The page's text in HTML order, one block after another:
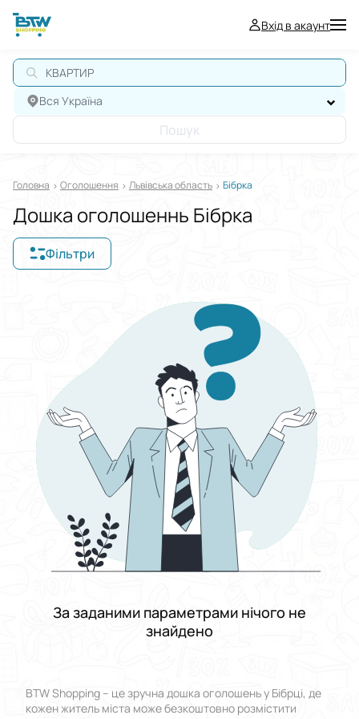
Вхід в акаунт
КВАРТИРА
Вся Україна
Пошук
Головна Оголошення Львівська область Бібрка
Дошка оголошеннь Бібрка
Фільтри
Виберіть групу категорій
Від До
Стан
Застосувати
Скинути все
За заданими параметрами нічого не
знайдено
BTW Shopping – це зручна дошка оголошень у Бібрці, де
кожен житель міста може безкоштовно розмістити